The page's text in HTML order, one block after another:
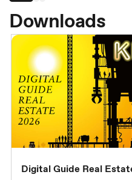
Downloads
Digital Guide Real